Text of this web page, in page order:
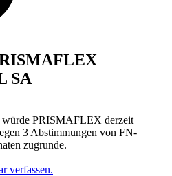
SA
PRISMAFLEX derzeit
3 Abstimmungen von FN-
zugrunde.
verfassen.